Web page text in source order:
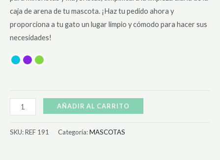
caja de arena de tu mascota. ¡Haz tu pedido ahora y
proporciona a tu gato un lugar limpio y cómodo para hacer sus
necesidades!
AÑADIR AL CARRITO
SKU:REF 191 Categoría:MASCOTAS